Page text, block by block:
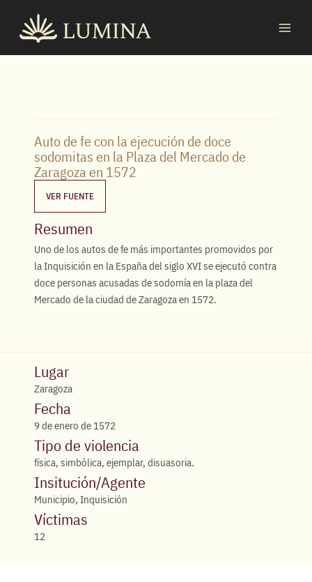
contenido
Auto de fe con la ejecución de doce
sodomitas en la Plaza del Mercado de
Zaragoza en 1572
VER FUENTE
Resumen
Uno de los autos de fe más importantes promovidos por
la Inquisición en la España del siglo XVI se ejecutó contra
doce personas acusadas de sodomía en la plaza del
Mercado de la ciudad de Zaragoza en 1572.
Lugar
Zaragoza
Fecha
9 de enero de 1572
Tipo de violencia
física, simbólica, ejemplar, disuasoria.
Insitución/Agente
Municipio, Inquisición
Víctimas
12